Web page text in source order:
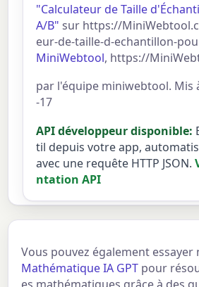
"Calculateur de Taille
A/B" sur https://
eur-de-taille-d-echantillon-
MiniWebtool, https://
par l'équipe miniwebtool. Mis
-17
API développeur disponible:
til depuis votre app,
avec une requête HTTP JSON.
ntation API
Vous pouvez également essayer
Mathématique IA GPT pour